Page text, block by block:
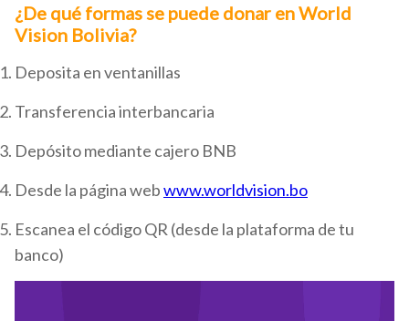
¿De qué formas se puede donar en World
Vision Bolivia?
Deposita en ventanillas
Transferencia interbancaria
Depósito mediante cajero BNB
Desde la página webwww.worldvision.bo
Escanea el código QR (desde la plataforma de tu
banco)